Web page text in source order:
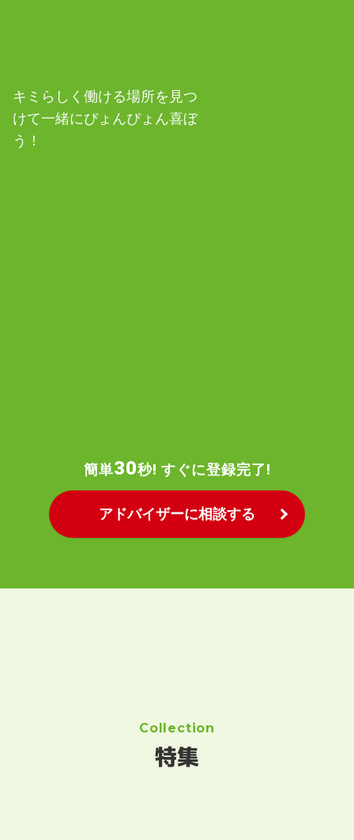
キミらしく働ける場所を見つ
けて一緒にぴょんぴょん喜ぼ
う！
簡単30秒! すぐに登録完了!
アドバイザーに相談する
Collection
特集